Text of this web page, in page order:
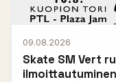
09.08.2026
Skate SM Vert